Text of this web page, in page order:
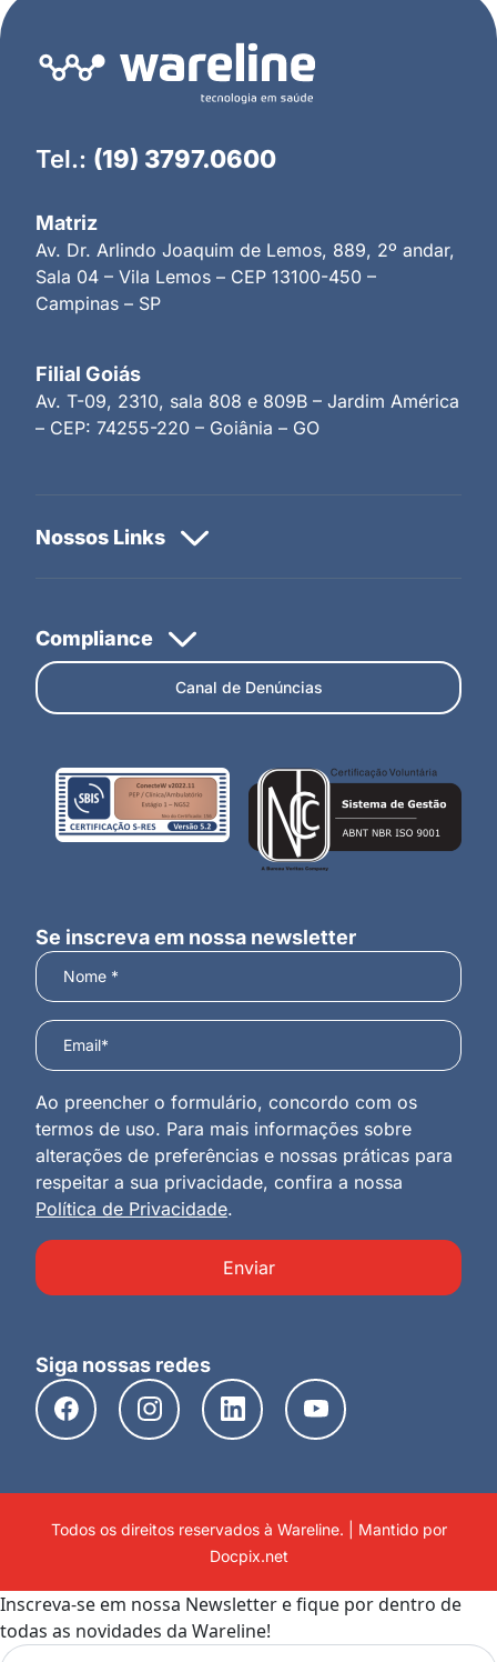
Tel.: (19) 3797.0600
Matriz
Av. Dr. Arlindo Joaquim de Lemos, 889, 2º andar,
Sala 04 – Vila Lemos – CEP 13100-450 –
Campinas – SP
Filial Goiás
Av. T-09, 2310, sala 808 e 809B – Jardim América
– CEP: 74255-220 – Goiânia – GO
Canal de Denúncias
Se inscreva em nossa newsletter
Ao preencher o formulário, concordo com os
termos de uso. Para mais informações sobre
alterações de preferências e nossas práticas para
respeitar a sua privacidade, confira a nossa
Política de Privacidade.
Enviar
Siga nossas redes
Todos os direitos reservados à Wareline. | Mantido por
Docpix.net
Inscreva-se em nossa Newsletter e fique por dentro de
todas as novidades da Wareline!